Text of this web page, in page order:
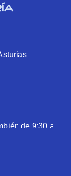
de 9:30 a